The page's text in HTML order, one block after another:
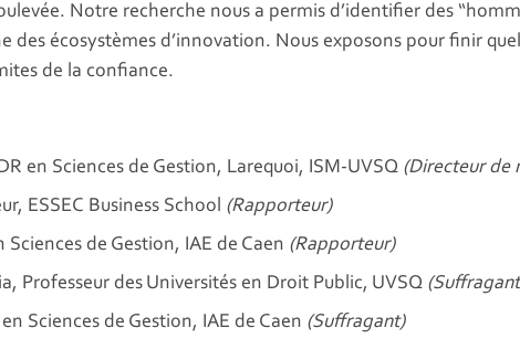
Notre recherche nous a permis d’identifier des
des écosystèmes d’innovation. Nous exposons pour finir
de la confiance.
en Sciences de Gestion, Larequoi, ISM-UVSQ (Directeur de
ESSEC Business School (Rapporteur)
de Gestion, IAE de Caen (Rapporteur)
Professeur des Universités en Droit Public, UVSQ
Sciences de Gestion, IAE de Caen (Suffragant)